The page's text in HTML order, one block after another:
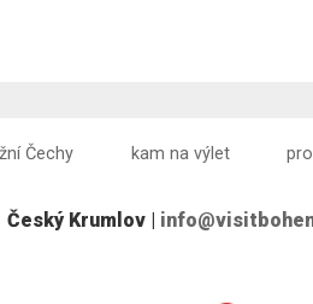
Čechy kam na výlet
Krumlov |